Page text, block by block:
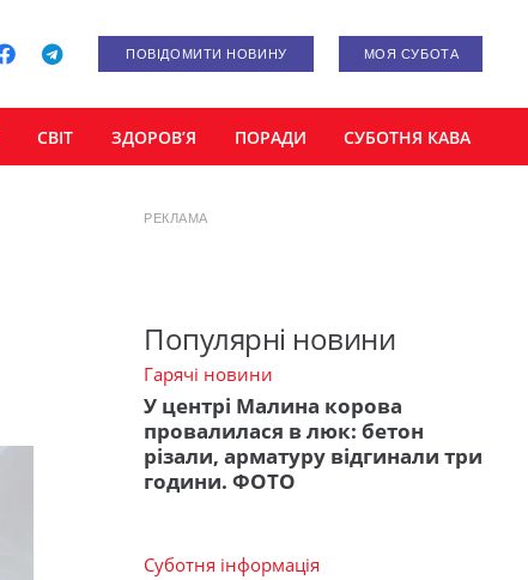
ПОВІДОМИТИ НОВИНУ МОЯ СУБОТА
СВІТ ЗДОРОВ’Я ПОРАДИ СУБОТНЯ КАВА
РЕКЛАМА
Популярні новини
Гарячі новини
У центрі Малина корова
провалилася в люк: бетон
різали, арматуру відгинали три
години. ФОТО
Суботня інформація